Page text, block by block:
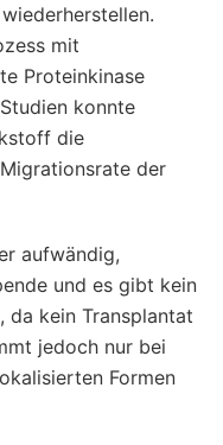
mit
Proteinkinase
konnte
die
der
aufwändig,
und es gibt kein
da kein Transplantat
jedoch nur bei
Formen